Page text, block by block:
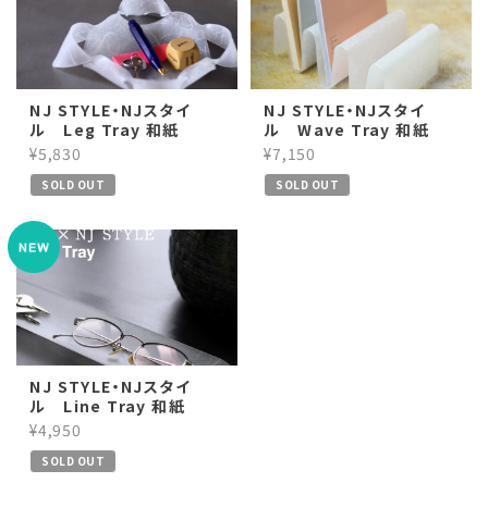
NJ STYLE・NJスタイ
ル Leg Tray 和紙
¥5,830
SOLD OUT
NJ STYLE・NJスタイ
ル Wave Tray 和紙
¥7,150
SOLD OUT
NJ STYLE・NJスタイ
ル Line Tray 和紙
¥4,950
SOLD OUT